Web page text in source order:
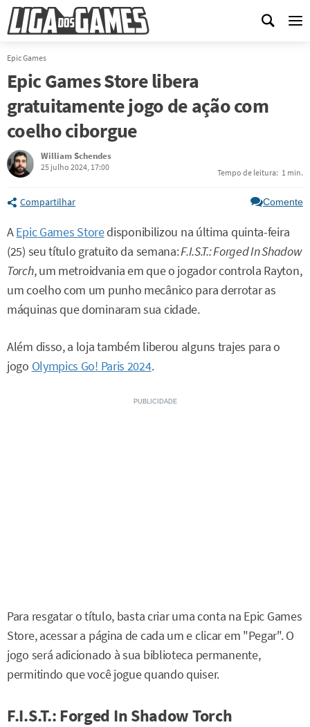
Epic Games
Epic Games Store libera
gratuitamente jogo de ação com
coelho ciborgue
William Schendes
25 julho 2024, 17:00
Tempo de leitura: 1 min.
Compartilhar Comente
AEpic Games Storedisponibilizou na última quinta-feira
(25) seu título gratuito da semana:F.I.S.T.: Forged In Shadow
Torch, um metroidvania em que o jogador controla Rayton,
um coelho com um punho mecânico para derrotar as
máquinas que dominaram sua cidade.
Além disso, a loja também liberou alguns trajes para o
jogo Olympics Go! Paris 2024.
Para resgatar o título, basta criar uma conta na Epic Games
Store, acessar a página de cada um e clicar em "Pegar". O
jogo será adicionado à sua biblioteca permanente,
permitindo que você jogue quando quiser.
F.I.S.T.: Forged In Shadow Torch